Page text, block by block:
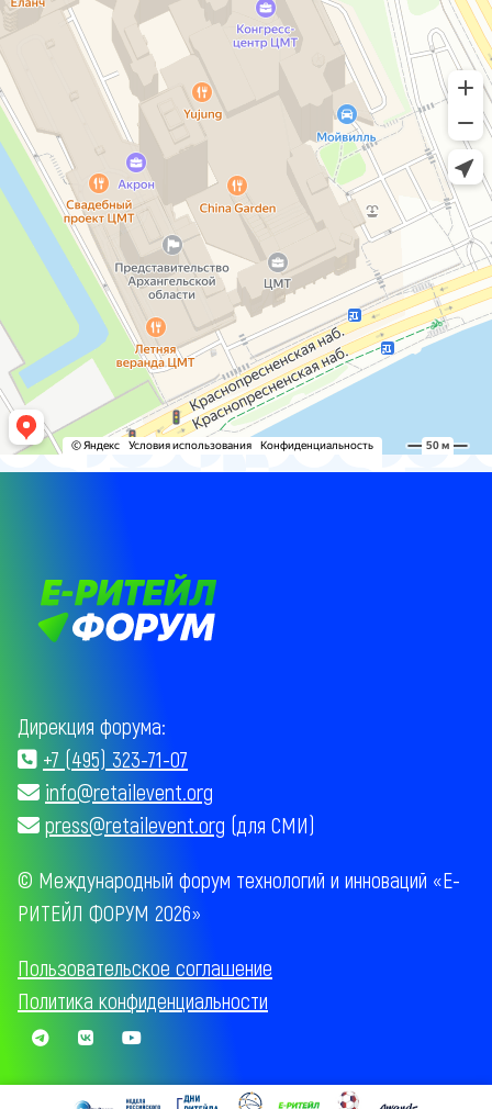
Дирекция форума:
+7 (495) 323-71-07
info@retailevent.org
press@retailevent.org (для СМИ)
© Международный форум технологий и инноваций «Е-
РИТЕЙЛ ФОРУМ 2026»
Пользовательское соглашение
Политика конфиденциальности